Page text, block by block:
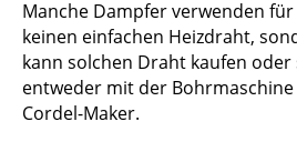
Manche Dampfer verwenden
keinen einfachen Heizdraht,
kann solchen Draht kaufen
entweder mit der
Cordel-Maker.